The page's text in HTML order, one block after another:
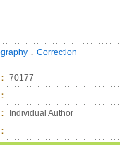
． Correction
： 70177
Individual Author